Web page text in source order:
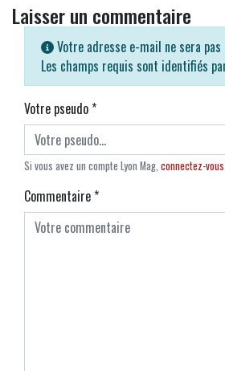
Laisser un commentaire
Votre adresse e-mail ne sera pas
Les champs requis sont identifiés
Votre pseudo*
Si vous avez un compte Lyon Mag, connectez-vous.
Commentaire*